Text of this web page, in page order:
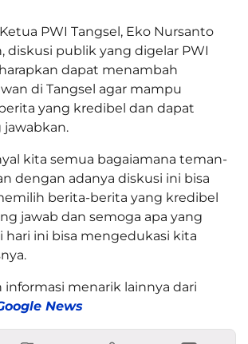
PWI Tangsel, Eko Nursanto
diskusi publik yang digelar PWI
dapat menambah
di Tangsel agar mampu
yang kredibel dan dapat
kita semua bagaiamana teman-
dengan adanya diskusi ini bisa
berita-berita yang kredibel
jawab dan semoga apa yang
hari ini bisa mengedukasi kita
informasi menarik lainnya dari
News